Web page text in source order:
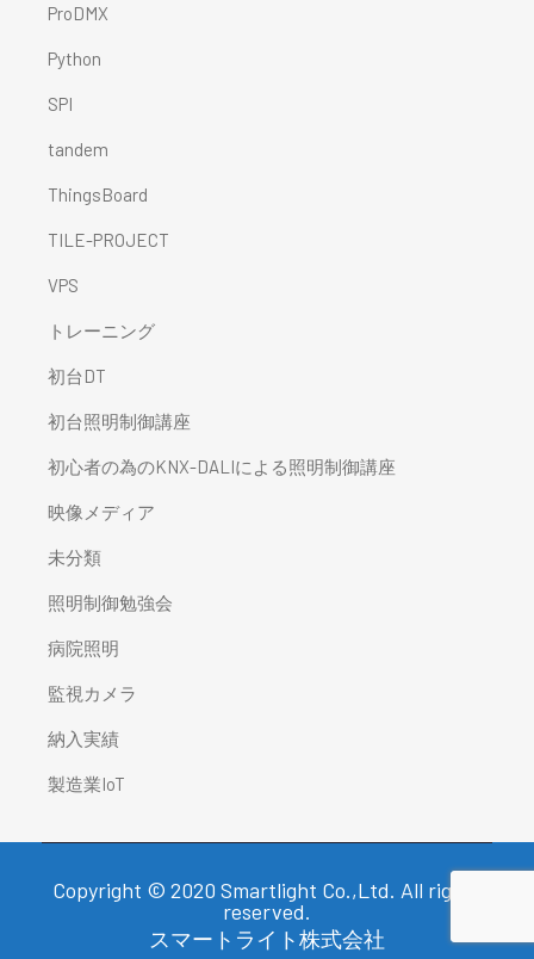
ProDMX
Python
SPI
tandem
ThingsBoard
TILE-PROJECT
VPS
トレーニング
初台DT
初台照明制御講座
初心者の為のKNX-DALIによる照明制御講座
映像メディア
未分類
照明制御勉強会
病院照明
監視カメラ
納入実績
製造業IoT
Copyright © 2020 Smartlight Co.,Ltd. All rights
reserved.
スマートライト株式会社